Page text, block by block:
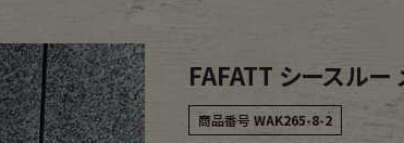
FAFATT シースルー
商品番号 WAK265-8-2